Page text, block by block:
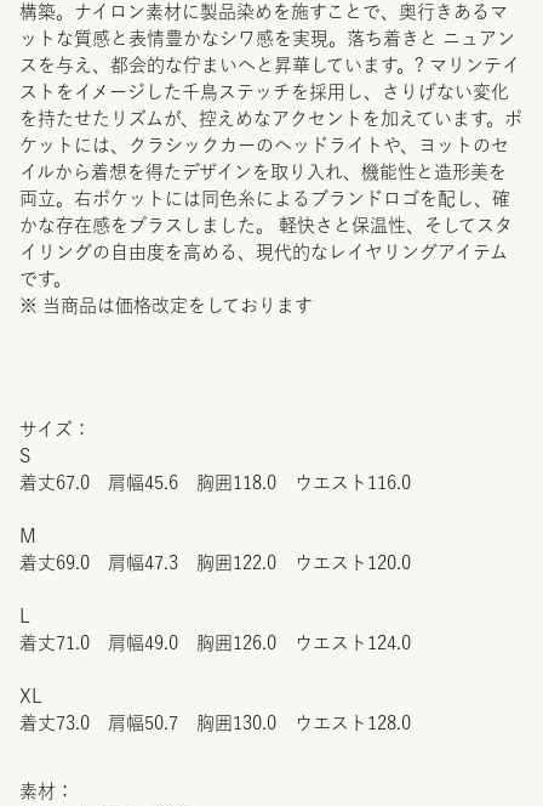
構築。ナイロン素材に製品染めを施すことで、奥行きあるマ
ットな質感と表情豊かなシワ感を実現。落ち着きと ニュアン
スを与え、都会的な佇まいへと昇華しています。? マリンテイ
ストをイメージした千鳥ステッチを採用し、さりげない変化
を持たせたリズムが、控えめなアクセントを加えています。ポ
ケットには、クラシックカーのヘッドライトや、ヨットのセ
イルから着想を得たデザインを取り入れ、機能性と造形美を
両立。右ポケットには同色糸によるブランドロゴを配し、確
かな存在感をプラスしました。 軽快さと保温性、そしてスタ
イリングの自由度を高める、現代的なレイヤリングアイテム
です。
※ 当商品は価格改定をしております
サイズ：
S
着丈67.0 肩幅45.6 胸囲118.0 ウエスト116.0
M
着丈69.0 肩幅47.3 胸囲122.0 ウエスト120.0
着丈71.0 肩幅49.0 胸囲126.0 ウエスト124.0
XL
着丈73.0 肩幅50.7 胸囲130.0 ウエスト128.0
素材：